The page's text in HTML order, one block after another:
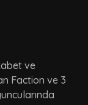
ve
Faction ve 3